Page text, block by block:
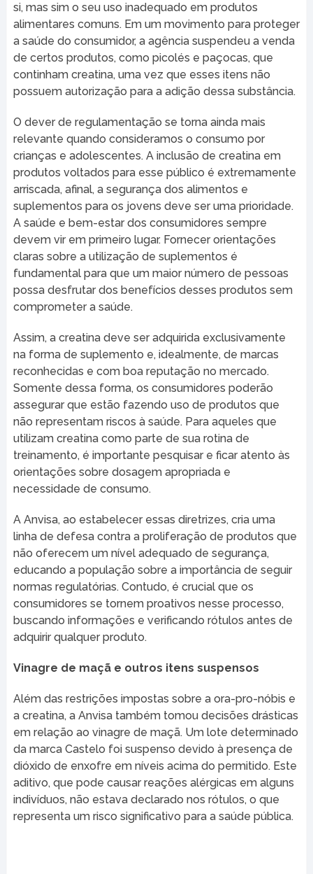
si, mas sim o seu uso inadequado em produtos
alimentares comuns. Em um movimento para proteger
a saúde do consumidor, a agência suspendeu a venda
de certos produtos, como picolés e paçocas, que
continham creatina, uma vez que esses itens não
possuem autorização para a adição dessa substância.
O dever de regulamentação se torna ainda mais
relevante quando consideramos o consumo por
crianças e adolescentes. A inclusão de creatina em
produtos voltados para esse público é extremamente
arriscada, afinal, a segurança dos alimentos e
suplementos para os jovens deve ser uma prioridade.
A saúde e bem-estar dos consumidores sempre
devem vir em primeiro lugar. Fornecer orientações
claras sobre a utilização de suplementos é
fundamental para que um maior número de pessoas
possa desfrutar dos benefícios desses produtos sem
comprometer a saúde.
Assim, a creatina deve ser adquirida exclusivamente
na forma de suplemento e, idealmente, de marcas
reconhecidas e com boa reputação no mercado.
Somente dessa forma, os consumidores poderão
assegurar que estão fazendo uso de produtos que
não representam riscos à saúde. Para aqueles que
utilizam creatina como parte de sua rotina de
treinamento, é importante pesquisar e ficar atento às
orientações sobre dosagem apropriada e
necessidade de consumo.
A Anvisa, ao estabelecer essas diretrizes, cria uma
linha de defesa contra a proliferação de produtos que
não oferecem um nível adequado de segurança,
educando a população sobre a importância de seguir
normas regulatórias. Contudo, é crucial que os
consumidores se tornem proativos nesse processo,
buscando informações e verificando rótulos antes de
adquirir qualquer produto.
Vinagre de maçã e outros itens suspensos
Além das restrições impostas sobre a ora-pro-nóbis e
a creatina, a Anvisa também tomou decisões drásticas
em relação ao vinagre de maçã. Um lote determinado
da marca Castelo foi suspenso devido à presença de
dióxido de enxofre em níveis acima do permitido. Este
aditivo, que pode causar reações alérgicas em alguns
indivíduos, não estava declarado nos rótulos, o que
representa um risco significativo para a saúde pública.